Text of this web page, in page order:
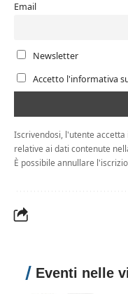
Email
Newsletter
Accetto l'informativa
Iscrivendosi, l'utente accetta
relative ai dati contenute
È possibile annullare
Eventi nelle